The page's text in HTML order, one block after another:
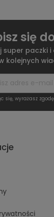
się
paczki i
kolejnych
się, wyrażasz